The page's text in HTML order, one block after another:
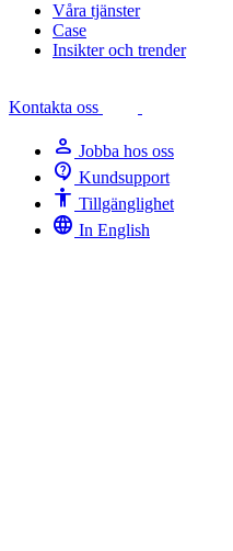
Våra tjänster
Case
Insikter och trender
Kontakta oss
person Jobba hos oss
contact_support Kundsupport
Accessibility Tillgänglighet
language In English